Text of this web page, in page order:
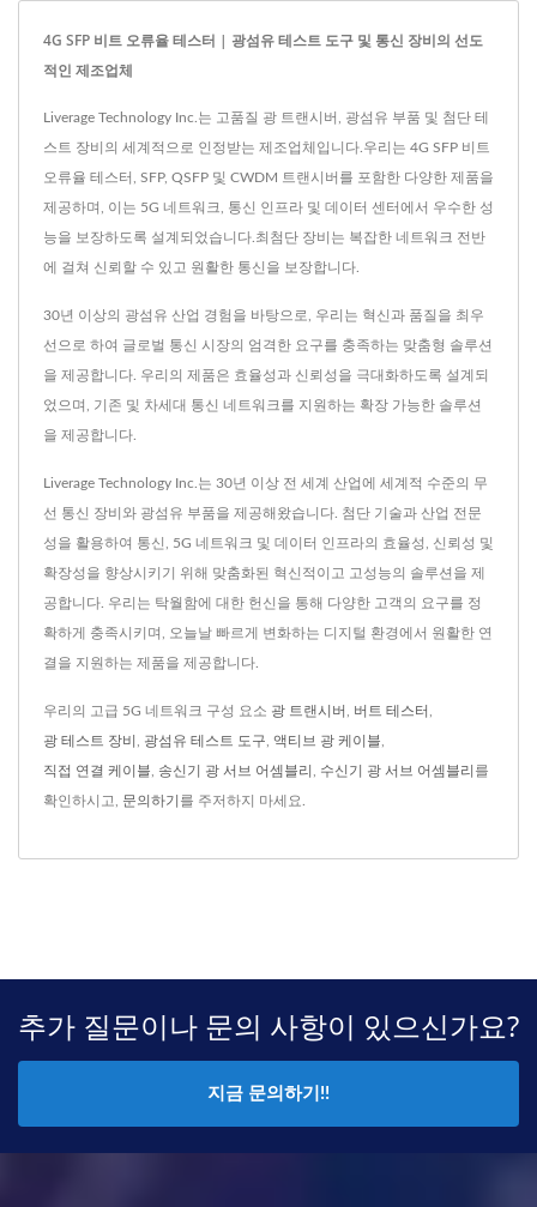
4G SFP 비트 오류율 테스터 | 광섬유 테스트 도구 및 통신 장비의 선도
적인 제조업체
Liverage Technology Inc.는 고품질 광 트랜시버, 광섬유 부품 및 첨단 테
스트 장비의 세계적으로 인정받는 제조업체입니다.우리는 4G SFP 비트
오류율 테스터, SFP, QSFP 및 CWDM 트랜시버를 포함한 다양한 제품을
제공하며, 이는 5G 네트워크, 통신 인프라 및 데이터 센터에서 우수한 성
능을 보장하도록 설계되었습니다.최첨단 장비는 복잡한 네트워크 전반
에 걸쳐 신뢰할 수 있고 원활한 통신을 보장합니다.
30년 이상의 광섬유 산업 경험을 바탕으로, 우리는 혁신과 품질을 최우
선으로 하여 글로벌 통신 시장의 엄격한 요구를 충족하는 맞춤형 솔루션
을 제공합니다. 우리의 제품은 효율성과 신뢰성을 극대화하도록 설계되
었으며, 기존 및 차세대 통신 네트워크를 지원하는 확장 가능한 솔루션
을 제공합니다.
Liverage Technology Inc.는 30년 이상 전 세계 산업에 세계적 수준의 무
선 통신 장비와 광섬유 부품을 제공해왔습니다. 첨단 기술과 산업 전문
성을 활용하여 통신, 5G 네트워크 및 데이터 인프라의 효율성, 신뢰성 및
확장성을 향상시키기 위해 맞춤화된 혁신적이고 고성능의 솔루션을 제
공합니다. 우리는 탁월함에 대한 헌신을 통해 다양한 고객의 요구를 정
확하게 충족시키며, 오늘날 빠르게 변화하는 디지털 환경에서 원활한 연
결을 지원하는 제품을 제공합니다.
우리의 고급 5G 네트워크 구성 요소 광 트랜시버 버트 테스터
광 테스트 장비 광섬유 테스트 도구 액티브 광 케이블
직접 연결 케이블 송신기 광 서브 어셈블리 수신기 광 서브 어셈블리 를
확인하시고, 문의하기 를 주저하지 마세요.
추가 질문이나 문의 사항이 있으신가요?
지금 문의하기!!